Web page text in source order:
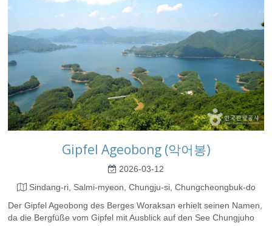
Gipfel Ageobong (악어봉)
2026-03-12
Sindang-ri, Salmi-myeon, Chungju-si, Chungcheongbuk-do
Der Gipfel Ageobong des Berges Woraksan erhielt seinen Namen,
da die Bergfüße vom Gipfel mit Ausblick auf den See Chungjuho